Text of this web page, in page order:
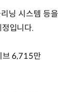
닝 시스템 등을
입니다.
브 6,715만